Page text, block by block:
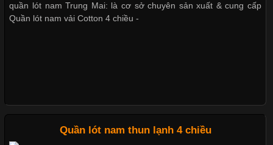
này còn xuất hiện nhiều trong các sản phẩm đồ lót
Vải thun là một trong những chất liệu được sử dụng rộng rãi
Quần lót nam boxer thun lạnh
quần lót nam Trung Mai: là cơ sở chuyên sản xuất & cung cấp
Quần lót nam vải Cotton 4 chiều -
Quần lót nam thun lạnh 4 chiều